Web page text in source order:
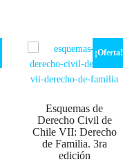
¡Oferta!
Esquemas de
Derecho Civil de
Chile VII: Derecho
de Familia. 3ra
edición